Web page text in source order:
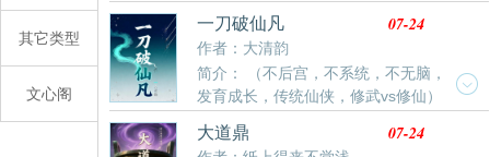
其它类型
文心阁
呵呵一笑，这是历史架空文，各位莫非走错了频道。于
是朕发出四道圣旨，派遣三位钦差，仅仅两个多月，朝
堂再无一声牢骚。罪己诏，开玩笑，朕还要泰山封禅，
跟那老天唠一唠。良辰吉日，泰山之巅，少年天子，意
气风发。就在此时，圣光乍现，云海中一个改变朕世界
观的人御剑而来…… 各位书友要是觉得《朕的妃子都是
人才》还不错的话请不要忘记向您QQ群和微博里的朋
儿陈长命，机缘巧合之下，误入凶险难测的仙途，在尔
虞我诈、弱肉强食、充满算计的修仙界，开启了一条波
澜壮阔的证道长生之路……
一刀破仙凡
作者：大清韵
07-24
简介： （不后宫，不系统，不无脑，
发育成长，传统仙侠，修武vs修仙）
何为修仙？吸风饮露，求长生不灭？何为修武？砺骨磨
锋，争一世朝夕？天地视仙武为道途，众生分高下为虚
大道鼎 07-24